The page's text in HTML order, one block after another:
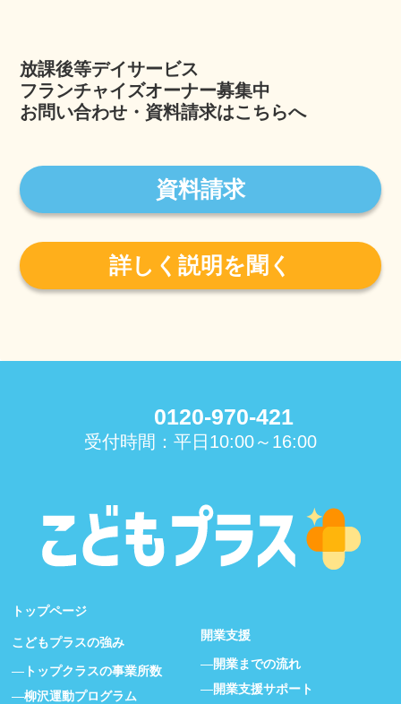
放課後等デイサービス
フランチャイズオーナー募集中
お問い合わせ・資料請求はこちらへ
資料請求
詳しく説明を聞く
0120-970-421
受付時間：平日10:00～16:00
トップページ
こどもプラスの強み
トップクラスの事業所数
柳沢運動プログラム
開業支援
開業までの流れ
開業支援サポート